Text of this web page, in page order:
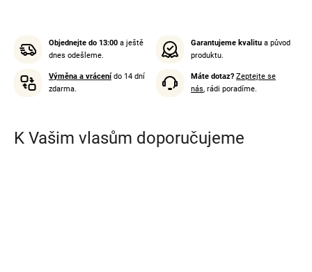
Objednejte do 13:00 a ještě
dnes odešleme.
Garantujeme kvalitu a původ
produktu.
Výměna a vrácenído 14 dní
zdarma.
Máte dotaz? Zeptejte se
nás, rádi poradíme.
K Vašim vlasům doporučujeme